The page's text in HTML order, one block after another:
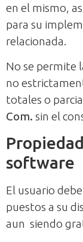
en el mismo,
para su
relacionada.
No se permite
no
totales o
Com. sin el
software
El usuario
puestos a su
aun siendo